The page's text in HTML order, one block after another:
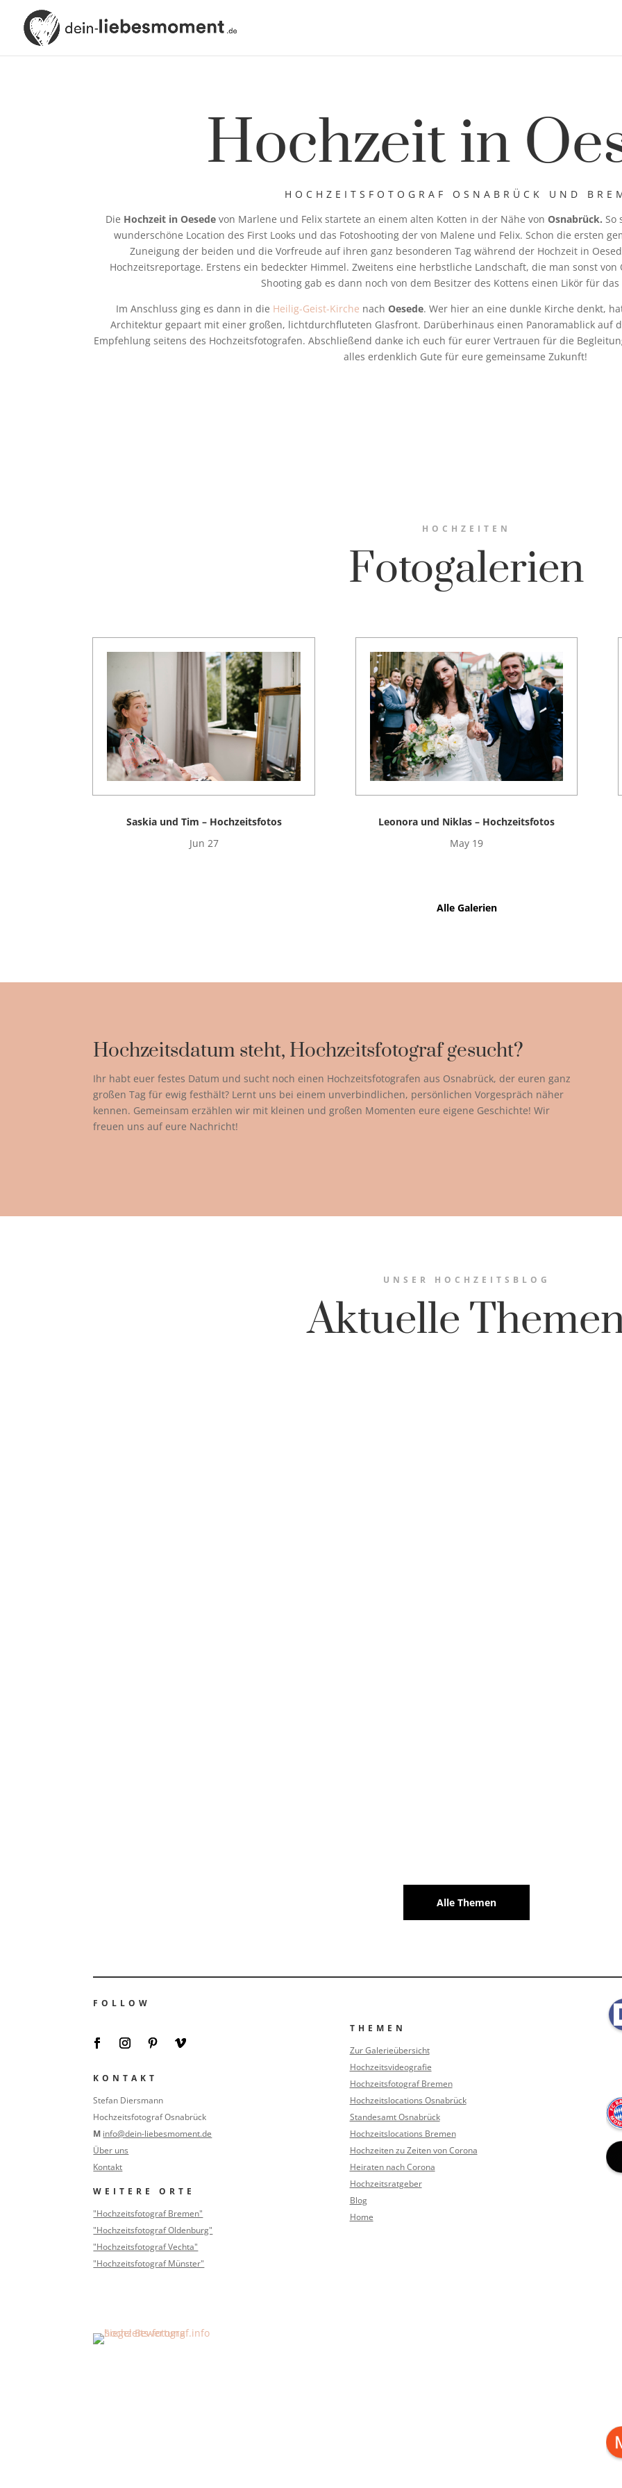
Hochzeit in
HOCHZEITSFOTOGRAF OSNABRÜCK UND
Die Hochzeit in Oesede von Marlene und Felix startete an einem alten Kotten in der Nähe von Osnabrück. So
wunderschöne Location des First Looks und das Fotoshooting der von Malene und Felix. Schon die ersten
Zuneigung der beiden und die Vorfreude auf ihren ganz besonderen Tag während der Hochzeit in
Hochzeitsreportage. Erstens ein bedeckter Himmel. Zweitens eine herbstliche Landschaft, die man sonst
Shooting gab es dann noch von dem Besitzer des Kottens einen Likör für
Im Anschluss ging es dann in die Heilig-Geist-Kirche nach Oesede. Wer hier an eine dunkle Kirche denkt,
Architektur gepaart mit einer großen, lichtdurchfluteten Glasfront. Darüberhinaus einen Panoramablick auf
Empfehlung seitens des Hochzeitsfotografen. Abschließend danke ich euch für eurer Vertrauen für die
alles erdenklich Gute für eure gemeinsame Zukunft!
HOCHZEITEN
Fotogalerien
Saskia und Tim – Hochzeitsfotos
Jun 27
Leonora und Niklas – Hochzeitsfotos
May 19
Alle Galerien
Hochzeitsdatum steht, Hochzeitsfotograf gesucht?
Ihr habt euer festes Datum und sucht noch einen Hochzeitsfotografen aus Osnabrück, der euren ganz
großen Tag für ewig festhält? Lernt uns bei einem unverbindlichen, persönlichen Vorgespräch näher
kennen. Gemeinsam erzählen wir mit kleinen und großen Momenten eure eigene Geschichte! Wir
freuen uns auf eure Nachricht!
UNSER HOCHZEITSBLOG
Aktuelle
Alle Themen
FOLLOW
KONTAKT
Stefan Diersmann
Hochzeitsfotograf Osnabrück
M info@dein-liebesmoment.de
Über uns
Kontakt
WEITERE ORTE
"Hochzeitsfotograf Bremen"
"Hochzeitsfotograf Oldenburg"
"Hochzeitsfotograf Vechta"
"Hochzeitsfotograf Münster"
THEMEN
Zur Galerieübersicht
Hochzeitsvideografie
Hochzeitsfotograf Bremen
Hochzeitslocations Osnabrück
Standesamt Osnabrück
Hochzeitslocations Bremen
Hochzeiten zu Zeiten von Corona
Heiraten nach Corona
Hochzeitsratgeber
Blog
Home